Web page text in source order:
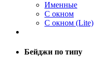
Именные
С окном
С окном (Lite)
Бейджи по типу